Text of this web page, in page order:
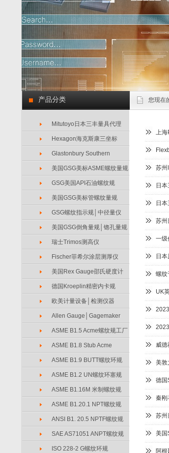
您现在
产品分类
Mitutoyo日本三丰量具代理
Hexagon海克斯康三坐标
Glastonbury Southern
美国GSG美标ASME螺纹量规
GSG美国API石油螺纹规
美国GSG美标管螺纹量规
GSG螺纹指示规│中径量仪
美国GSG倒角量规│锪孔量规
瑞士Trimos测高仪
Fischer菲希尔涂层测厚仪
美国Rex Gauge邵氏硬度计
德国Kroeplin精密内卡规
欧美计量设备│检测仪器
Allen Gauge│Gagemaker
ASME B1.5 Acme螺纹规工厂
ASME B1.8 Stub Acme
ASME B1.9 BUTT螺纹环规
ASME B1.2 UN螺纹环塞规
ASME B1.16M 米制螺纹规
ASME B1.20.1 NPT螺纹规
ANSI B1. 20.5 NPTF螺纹规
SAE AS71051 ANPT螺纹规
ISO 228-2 G螺纹环规
上海
苏州
日
日
苏州
一级
日
螺纹
UK
威
美敦
德国
秦刚
苏州
美国
阿